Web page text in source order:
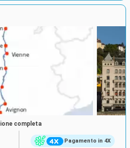
Pagamento in 4X
completa